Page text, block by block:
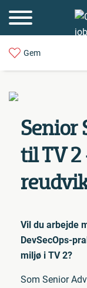
Gem
Senior
til TV
Vil du arbejde
DevSecOps-
miljø i TV 2?
Som Senior